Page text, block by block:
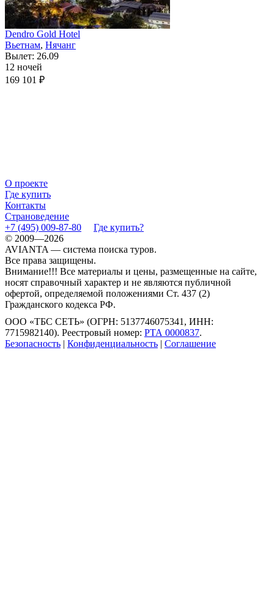
Dendro Gold Hotel
Вьетнам, Нячанг
Вылет: 26.09
12 ночей
169 101 ₽
О проекте
Где купить
Контакты
Страноведение
+7 (495) 009-87-80
Где купить?
© 2009—2026
AVIANTA — система поиска туров.
Все права защищены.
Внимание!!! Все материалы и цены, размещенные на сайте,
носят справочный характер и не являются публичной
офертой, определяемой положениями Ст. 437 (2)
Гражданского кодекса РФ.
ООО «ТБС СЕТЬ» (ОГРН: 5137746075341, ИНН:
7715982140). Реестровый номер: РТА 0000837.
Безопасность | Конфиденциальность | Соглашение